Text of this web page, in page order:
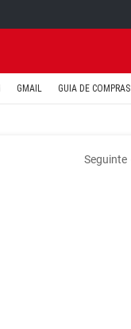
GMAIL GUIA DE COMPRAS
Seguinte